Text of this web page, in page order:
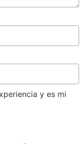
y es mi